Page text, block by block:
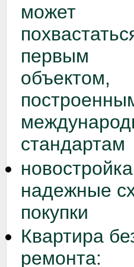
может
первым
объектом,
стандартам
надежные
покупки
Квартира
ремонта: